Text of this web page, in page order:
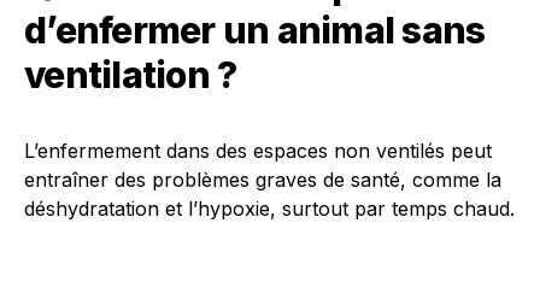
d’enfermer un animal sans
ventilation ?
L’enfermement dans des espaces non ventilés peut
entraîner des problèmes graves de santé, comme la
déshydratation et l’hypoxie, surtout par temps chaud.